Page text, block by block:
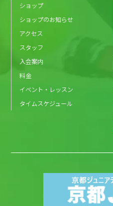
ショップ
ショップのお知らせ
アクセス
スタッフ
入会案内
料金
イベント・レッスン
タイムスケジュール